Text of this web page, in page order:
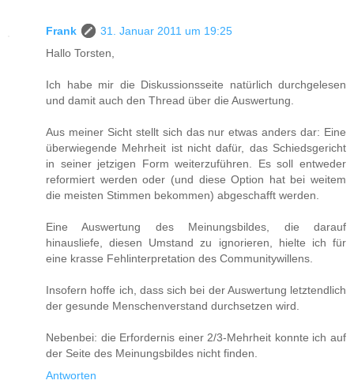
Frank
31. Januar 2011 um 19:25
Hallo Torsten,
Ich habe mir die Diskussionsseite natürlich durchgelesen
und damit auch den Thread über die Auswertung.
Aus meiner Sicht stellt sich das nur etwas anders dar: Eine
überwiegende Mehrheit ist nicht dafür, das Schiedsgericht
in seiner jetzigen Form weiterzuführen. Es soll entweder
reformiert werden oder (und diese Option hat bei weitem
die meisten Stimmen bekommen) abgeschafft werden.
Eine Auswertung des Meinungsbildes, die darauf
hinausliefe, diesen Umstand zu ignorieren, hielte ich für
eine krasse Fehlinterpretation des Communitywillens.
Insofern hoffe ich, dass sich bei der Auswertung letztendlich
der gesunde Menschenverstand durchsetzen wird.
Nebenbei: die Erfordernis einer 2/3-Mehrheit konnte ich auf
der Seite des Meinungsbildes nicht finden.
Antworten